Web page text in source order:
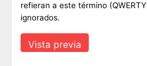
refieran a este término
ignorados.